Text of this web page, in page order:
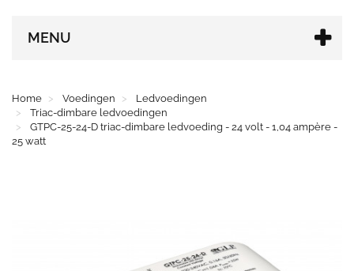
MENU
Home Voedingen
Ledvoedingen
Triac-dimbare ledvoedingen
GTPC-25-24-D triac-dimbare ledvoeding - 24 volt - 1,04 ampère -
25 watt